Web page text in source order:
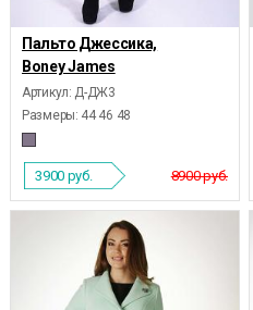
Пальто Джессика,
Boney James
Артикул: Д-ДЖ3
Размеры: 44 46 48
8900 руб.
3900 руб.